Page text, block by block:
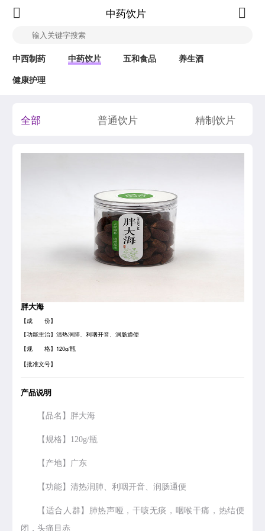
中药饮片
中西制药 中药饮片 五和食品
养生酒
健康护理
全部 普通饮片 精制饮片
胖大海
【成 份】
【功能主治】清热润肺、利咽开音、润肠通便
【规 格】120g/瓶
【批准文号】
产品说明
【品名】胖大海
【规格】120g/瓶
【产地】广东
【功能】清热润肺、利咽开音、润肠通便
【适合人群】肺热声哑，干咳无痰，咽喉干痛，热结便
闭，头痛目赤